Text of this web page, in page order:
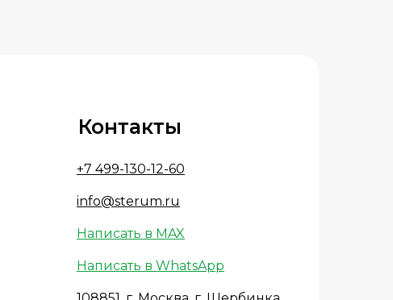
+7 499-130-12-60
info@sterum.ru
Написать в MAX
Написать в WhatsApp
Контакты